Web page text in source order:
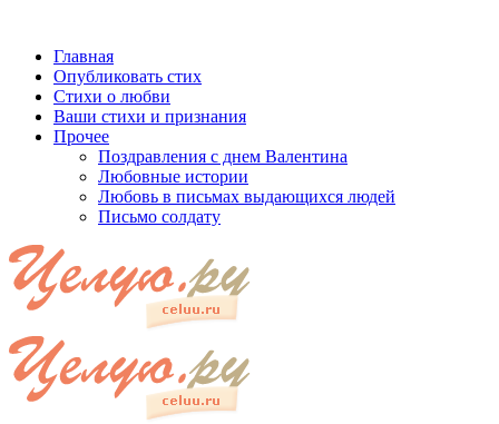
Главная
Опубликовать стих
Стихи о любви
Ваши стихи и признания
Прочее
Поздравления с днем Валентина
Любовные истории
Любовь в письмах выдающихся людей
Письмо солдату